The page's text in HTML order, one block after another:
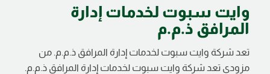
وايت سبوت لخدمات إدارة
المرافق ذ.م.م
تعد شركة وايت سبوت لخدمات إدارة المرافق ذ.م.م. من
مزودي تعد شركة وايت سبوت لخدمات إدارة المرافق ذ.م.م.